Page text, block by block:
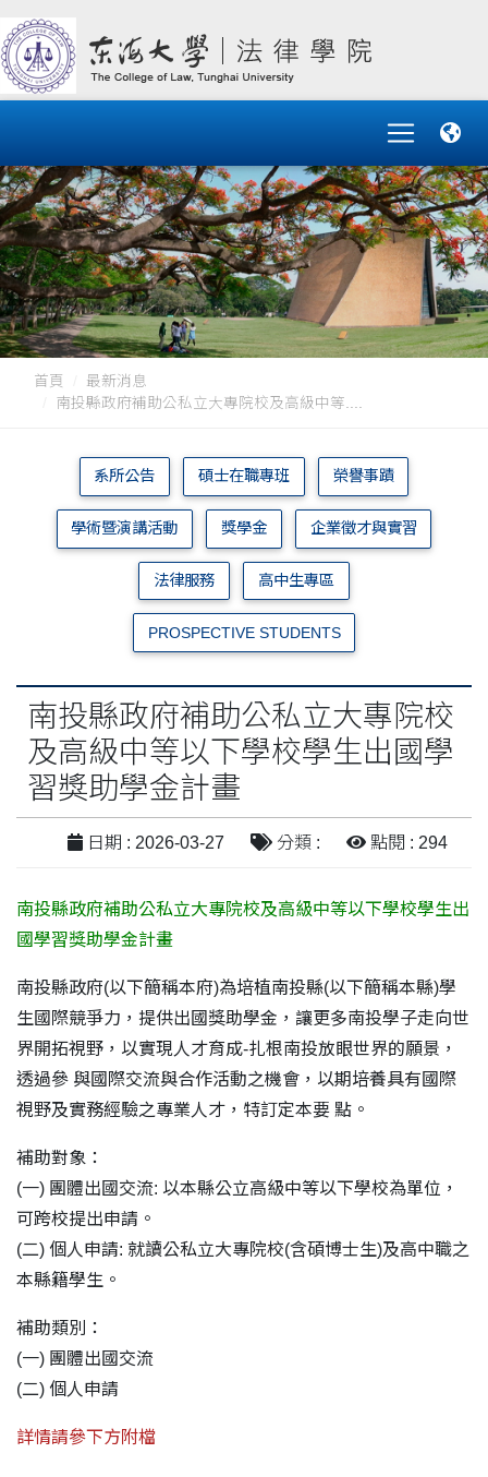
首頁
最新消息
南投縣政府補助公私立大專院校及高級中等....
系所公告 碩士在職專班 榮譽事蹟
學術暨演講活動 獎學金 企業徵才與實習
法律服務 高中生專區
PROSPECTIVE STUDENTS
南投縣政府補助公私立大專院校
及高級中等以下學校學生出國學
習獎助學金計畫
日期 : 2026-03-27 分類 : 點閱 : 294
南投縣政府補助公私立大專院校及高級中等以下學校學生出
國學習獎助學金計畫
南投縣政府(以下簡稱本府)為培植南投縣(以下簡稱本縣)學
生國際競爭力，提供出國獎助學金，讓更多南投學子走向世
界開拓視野，以實現人才育成-扎根南投放眼世界的願景，
透過參 與國際交流與合作活動之機會，以期培養具有國際
視野及實務經驗之專業人才，特訂定本要 點。
補助對象：
(一) 團體出國交流: 以本縣公立高級中等以下學校為單位，
可跨校提出申請。
(二) 個人申請: 就讀公私立大專院校(含碩博士生)及高中職之
本縣籍學生。
補助類別：
(一) 團體出國交流
(二) 個人申請
詳情請參下方附檔